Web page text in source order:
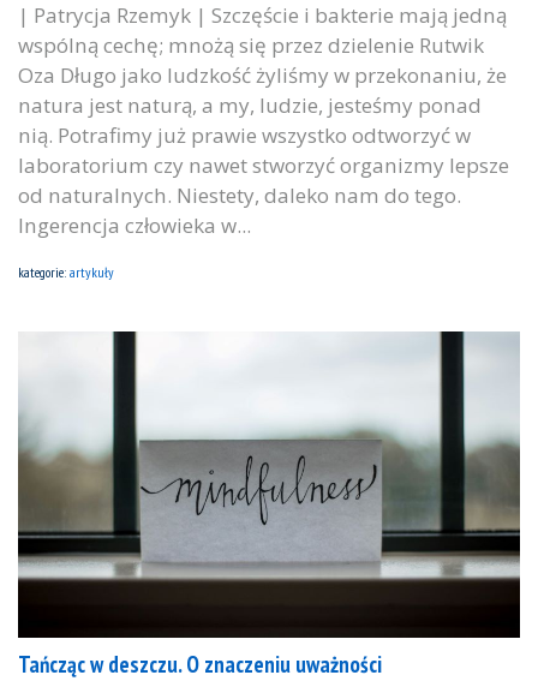
| Patrycja Rzemyk | Szczęście i bakterie mają jedną
wspólną cechę; mnożą się przez dzielenie Rutwik
Oza Długo jako ludzkość żyliśmy w przekonaniu, że
natura jest naturą, a my, ludzie, jesteśmy ponad
nią. Potrafimy już prawie wszystko odtworzyć w
laboratorium czy nawet stworzyć organizmy lepsze
od naturalnych. Niestety, daleko nam do tego.
Ingerencja człowieka w...
kategorie: artykuły
Tańcząc w deszczu. O znaczeniu uważności